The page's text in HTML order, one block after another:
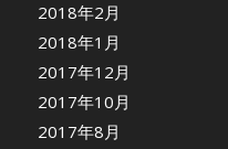
2018年2月
2018年1月
2017年12月
2017年10月
2017年8月